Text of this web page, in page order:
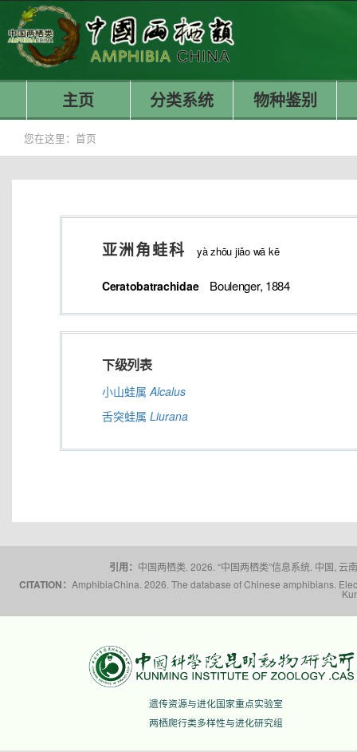
主页 分类系统 物种鉴别
您在这里： 首页
亚洲角蛙科 yà zhōu jiǎo wā kē
Ceratobatrachidae Boulenger, 1884
下级列表
小山蛙属Alcalus
舌突蛙属 Liurana
引用： 中国两栖类. 2026. “中国两栖类”信息系统. 中国,
CITATION： AmphibiaChina. 2026. The database of Chinese amphibians.
遗传资源与进化国家重点实验室
两栖爬行类多样性与进化研究组